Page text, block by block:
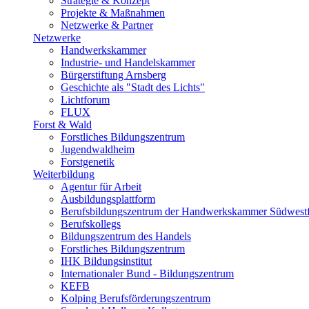
Projekte & Maßnahmen
Netzwerke & Partner
Netzwerke
Handwerkskammer
Industrie- und Handelskammer
Bürgerstiftung Arnsberg
Geschichte als "Stadt des Lichts"
Lichtforum
FLUX
Forst & Wald
Forstliches Bildungszentrum
Jugendwaldheim
Forstgenetik
Weiterbildung
Agentur für Arbeit
Ausbildungsplattform
Berufsbildungszentrum der Handwerkskammer
Berufskollegs
Bildungszentrum des Handels
Forstliches Bildungszentrum
IHK Bildungsinstitut
Internationaler Bund - Bildungszentrum
KEFB
Kolping Berufsförderungszentrum